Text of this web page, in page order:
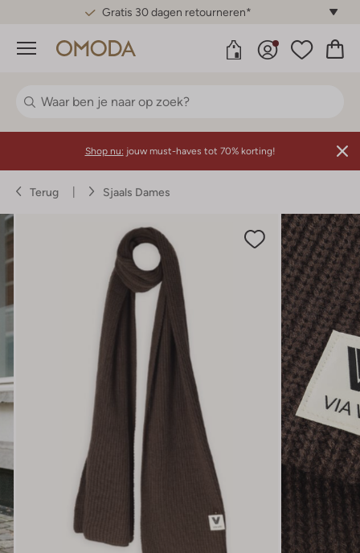
Gratis 30 dagen retourneren*
Menu
Shop nu: jouw must-haves tot 70% korting!
Terug Sjaals Dames